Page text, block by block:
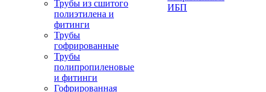
Трубы из сшитого
полиэтилена и
фитинги
Трубы
гофрированные
Трубы
полипропиленовые
и фитинги
Гофрированная
ИБП